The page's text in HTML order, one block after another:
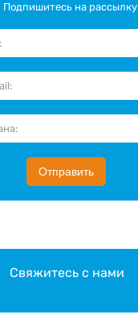
Подпишитесь на рассылку
Отправить
Свяжитесь с нами